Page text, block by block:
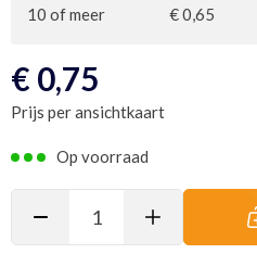
10 of meer
€ 0,65
€ 0,75
Prijs per ansichtkaart
Op voorraad